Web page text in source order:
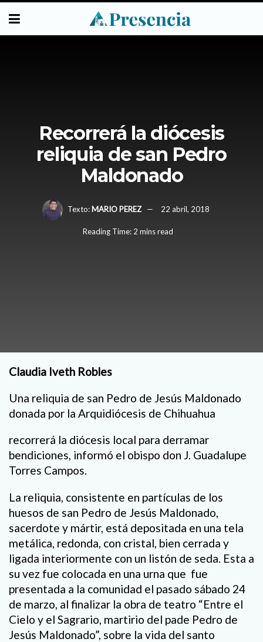
Recorrerá la diócesis
reliquia de san Pedro
Maldonado
Texto: MARIO PEREZ 22 abril, 2018
Reading Time: 2 mins read
Claudia Iveth Robles
Una reliquia de san Pedro de Jesús Maldonado
donada por la Arquidiócesis de Chihuahua
recorrerá la diócesis local para derramar
bendiciones, informó el obispo don J. Guadalupe
Torres Campos.
La reliquia, consistente en partículas de los
huesos de san Pedro de Jesús Maldonado,
sacerdote y mártir, está depositada en una tela
metálica, redonda, con cristal, bien cerrada y
ligada interiormente con un listón de seda. Esta a
su vez fue colocada en una urna que fue
presentada a la comunidad el pasado sábado 24
de marzo, al finalizar la obra de teatro “Entre el
Cielo y el Sagrario, martirio del pade Pedro de
Jesús Maldonado”, sobre la vida del santo